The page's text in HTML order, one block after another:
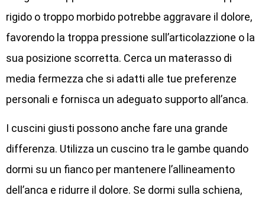
rigido o troppo morbido potrebbe aggravare il dolore,
favorendo la troppa pressione sull’articolazzione o la
sua posizione scorretta. Cerca un materasso di
media fermezza che si adatti alle tue preferenze
personali e fornisca un adeguato supporto all’anca.
I cuscini giusti possono anche fare una grande
differenza. Utilizza un cuscino tra le gambe quando
dormi su un fianco per mantenere l’allineamento
dell’anca e ridurre il dolore. Se dormi sulla schiena,